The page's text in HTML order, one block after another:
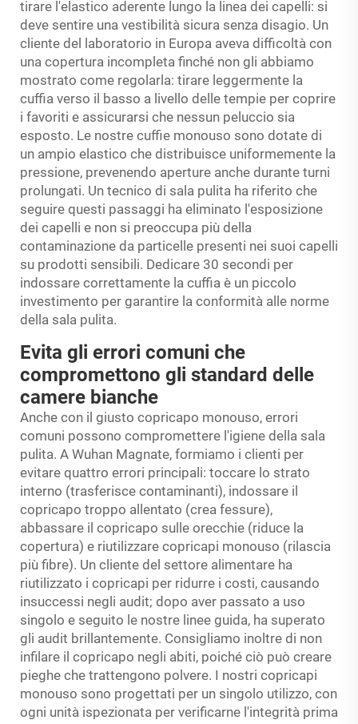
tirare l'elastico aderente lungo la linea dei capelli: si
deve sentire una vestibilità sicura senza disagio. Un
cliente del laboratorio in Europa aveva difficoltà con
una copertura incompleta finché non gli abbiamo
mostrato come regolarla: tirare leggermente la
cuffia verso il basso a livello delle tempie per coprire
i favoriti e assicurarsi che nessun peluccio sia
esposto. Le nostre cuffie monouso sono dotate di
un ampio elastico che distribuisce uniformemente la
pressione, prevenendo aperture anche durante turni
prolungati. Un tecnico di sala pulita ha riferito che
seguire questi passaggi ha eliminato l'esposizione
dei capelli e non si preoccupa più della
contaminazione da particelle presenti nei suoi capelli
su prodotti sensibili. Dedicare 30 secondi per
indossare correttamente la cuffia è un piccolo
investimento per garantire la conformità alle norme
della sala pulita.
Evita gli errori comuni che
compromettono gli standard delle
camere bianche
Anche con il giusto copricapo monouso, errori
comuni possono compromettere l'igiene della sala
pulita. A Wuhan Magnate, formiamo i clienti per
evitare quattro errori principali: toccare lo strato
interno (trasferisce contaminanti), indossare il
copricapo troppo allentato (crea fessure),
abbassare il copricapo sulle orecchie (riduce la
copertura) e riutilizzare copricapi monouso (rilascia
più fibre). Un cliente del settore alimentare ha
riutilizzato i copricapi per ridurre i costi, causando
insuccessi negli audit; dopo aver passato a uso
singolo e seguito le nostre linee guida, ha superato
gli audit brillantemente. Consigliamo inoltre di non
infilare il copricapo negli abiti, poiché ciò può creare
pieghe che trattengono polvere. I nostri copricapi
monouso sono progettati per un singolo utilizzo, con
ogni unità ispezionata per verificarne l'integrità prima